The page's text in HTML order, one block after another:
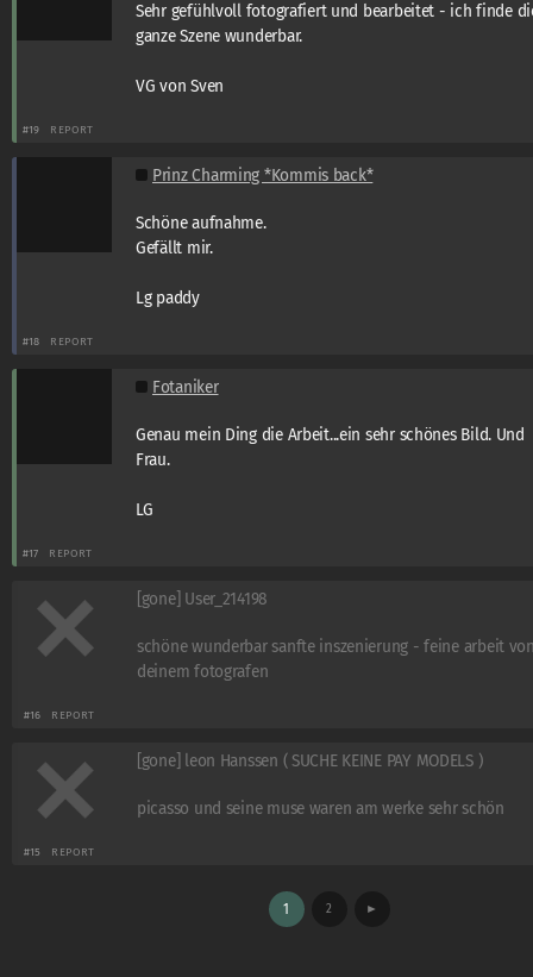
Sehr gefühlvoll fotografiert und bearbeitet - ich finde
ganze Szene wunderbar.
VG von Sven
#19 REPORT
Prinz Charming *Kommis back*
Schöne aufnahme.
Gefällt mir.
Lg paddy
#18 REPORT
Fotaniker
Genau mein Ding die Arbeit...ein sehr schönes Bild. Und
Frau.
LG
#17 REPORT
[gone] User_214198
schöne wunderbar sanfte inszenierung - feine arbeit
deinem fotografen
#16 REPORT
[gone] leon Hanssen ( SUCHE KEINE PAY MODELS )
picasso und seine muse waren am werke sehr schön
#15 REPORT
1 2 ►